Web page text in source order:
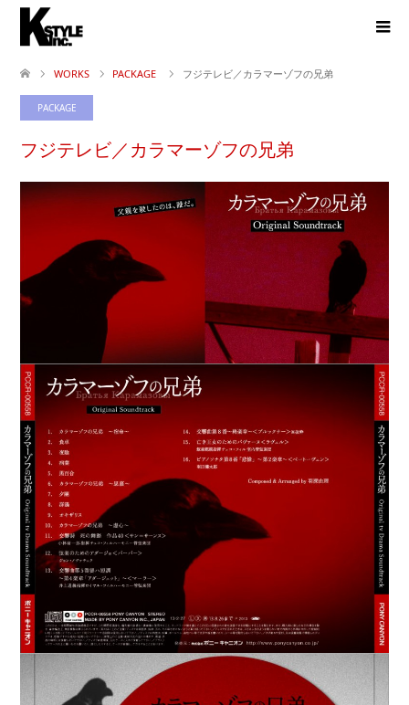
WORKS PACKAGE フジテレビ／カラマーゾフの兄弟
PACKAGE
フジテレビ／カラマーゾフの兄弟